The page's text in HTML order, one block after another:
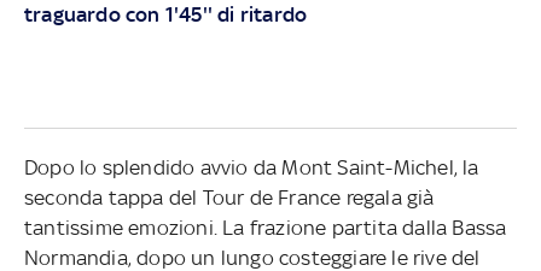
traguardo con 1'45'' di ritardo
Dopo lo splendido avvio da Mont Saint-Michel, la
seconda tappa del Tour de France regala già
tantissime emozioni. La frazione partita dalla Bassa
Normandia, dopo un lungo costeggiare le rive del